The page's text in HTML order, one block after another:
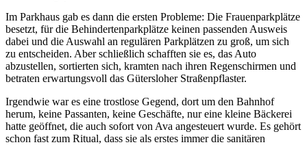
Im Parkhaus gab es dann die ersten Probleme: Die Frauenparkplätze
besetzt, für die Behindertenparkplätze keinen passenden Ausweis
dabei und die Auswahl an regulären Parkplätzen zu groß, um sich
zu entscheiden. Aber schließlich schafften sie es, das Auto
abzustellen, sortierten sich, kramten nach ihren Regenschirmen und
betraten erwartungsvoll das Gütersloher Straßenpflaster.
Irgendwie war es eine trostlose Gegend, dort um den Bahnhof
herum, keine Passanten, keine Geschäfte, nur eine kleine Bäckerei
hatte geöffnet, die auch sofort von Ava angesteuert wurde. Es gehört
schon fast zum Ritual, dass sie als erstes immer die sanitären